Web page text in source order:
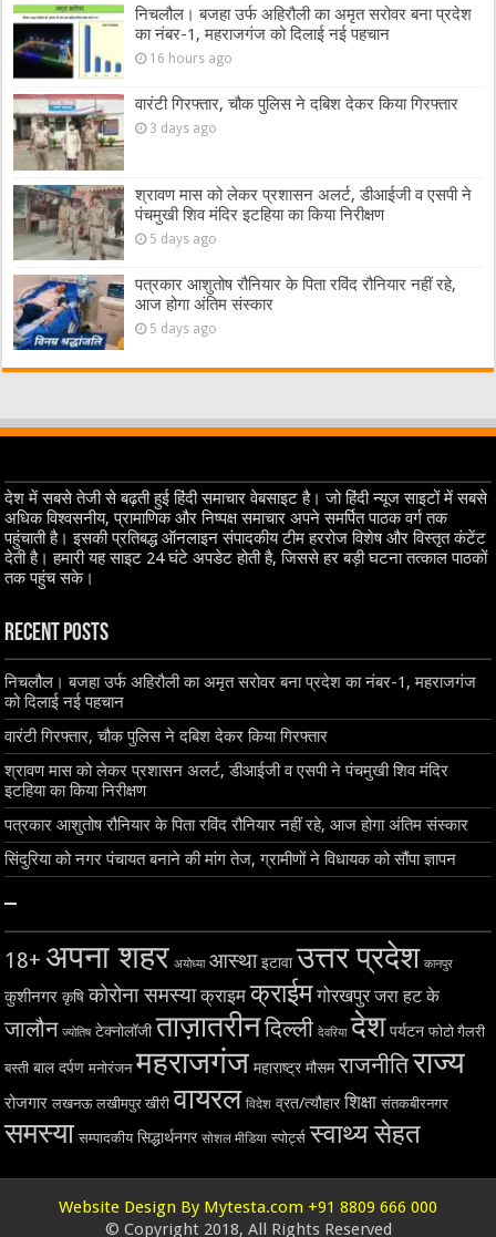
निचलौल। बजहा उर्फ अहिरौली का अमृत सरोवर बना प्रदेश
का नंबर-1, महराजगंज को दिलाई नई पहचान
16 hours ago
वारंटी गिरफ्तार, चौक पुलिस ने दबिश देकर किया गिरफ्तार
3 days ago
श्रावण मास को लेकर प्रशासन अलर्ट, डीआईजी व एसपी ने
पंचमुखी शिव मंदिर इटहिया का किया निरीक्षण
5 days ago
पत्रकार आशुतोष रौनियार के पिता रविंद रौनियार नहीं रहे,
आज होगा अंतिम संस्कार
5 days ago
देश में सबसे तेजी से बढ़ती हुई हिंदी समाचार वेबसाइट है। जो हिंदी न्यूज साइटों में सबसे
अधिक विश्वसनीय, प्रामाणिक और निष्पक्ष समाचार अपने समर्पित पाठक वर्ग तक
पहुंचाती है। इसकी प्रतिबद्ध ऑनलाइन संपादकीय टीम हररोज विशेष और विस्तृत कंटेंट
देती है। हमारी यह साइट 24 घंटे अपडेट होती है, जिससे हर बड़ी घटना तत्काल पाठकों
तक पहुंच सके।
Recent Posts
निचलौल। बजहा उर्फ अहिरौली का अमृत सरोवर बना प्रदेश का नंबर-1, महराजगंज
को दिलाई नई पहचान
वारंटी गिरफ्तार, चौक पुलिस ने दबिश देकर किया गिरफ्तार
श्रावण मास को लेकर प्रशासन अलर्ट, डीआईजी व एसपी ने पंचमुखी शिव मंदिर
इटहिया का किया निरीक्षण
पत्रकार आशुतोष रौनियार के पिता रविंद रौनियार नहीं रहे, आज होगा अंतिम संस्कार
सिंदुरिया को नगर पंचायत बनाने की मांग तेज, ग्रामीणों ने विधायक को सौंपा ज्ञापन
–
18+ अपना शहर अयोध्या आस्था इटावा उत्तर प्रदेश कानपुर
कुशीनगर कृषि कोरोना समस्या क्राइम क्राईम गोरखपुर जरा हट के
जालौन ज्योतिष टेक्नोलॉजी ताज़ातरीनदिल्ली देवरिया देश पर्यटन फोटो गैलरी
बस्ती बाल दर्पण मनोरंजन महराजगंज महाराष्ट्र मौसम राजनीतिराज्य
रोजगार लखनऊ लखीमपुर खीरी वायरल विदेश व्रत/त्यौहार शिक्षा संतकबीरनगर
समस्या सम्पादकीय सिद्धार्थनगर सोशल मीडिया स्पोर्ट्स स्वाथ्य सेहत
Website Design By Mytesta.com +91 8809 666 000
© Copyright 2018, All Rights Reserved